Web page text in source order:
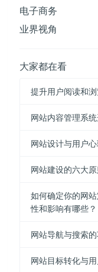
电子商务
业界视角
大家都在看
提升用户阅读和
网站内容管理系
网站设计与用户
网站建设的六大
如何确定你的网
性和影响有哪些？
网站导航与搜索
网站目标转化与